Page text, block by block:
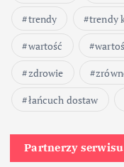
trendy
trendy
wartość
zdrowie
łańcuch dostaw
Partnerzy serwisu